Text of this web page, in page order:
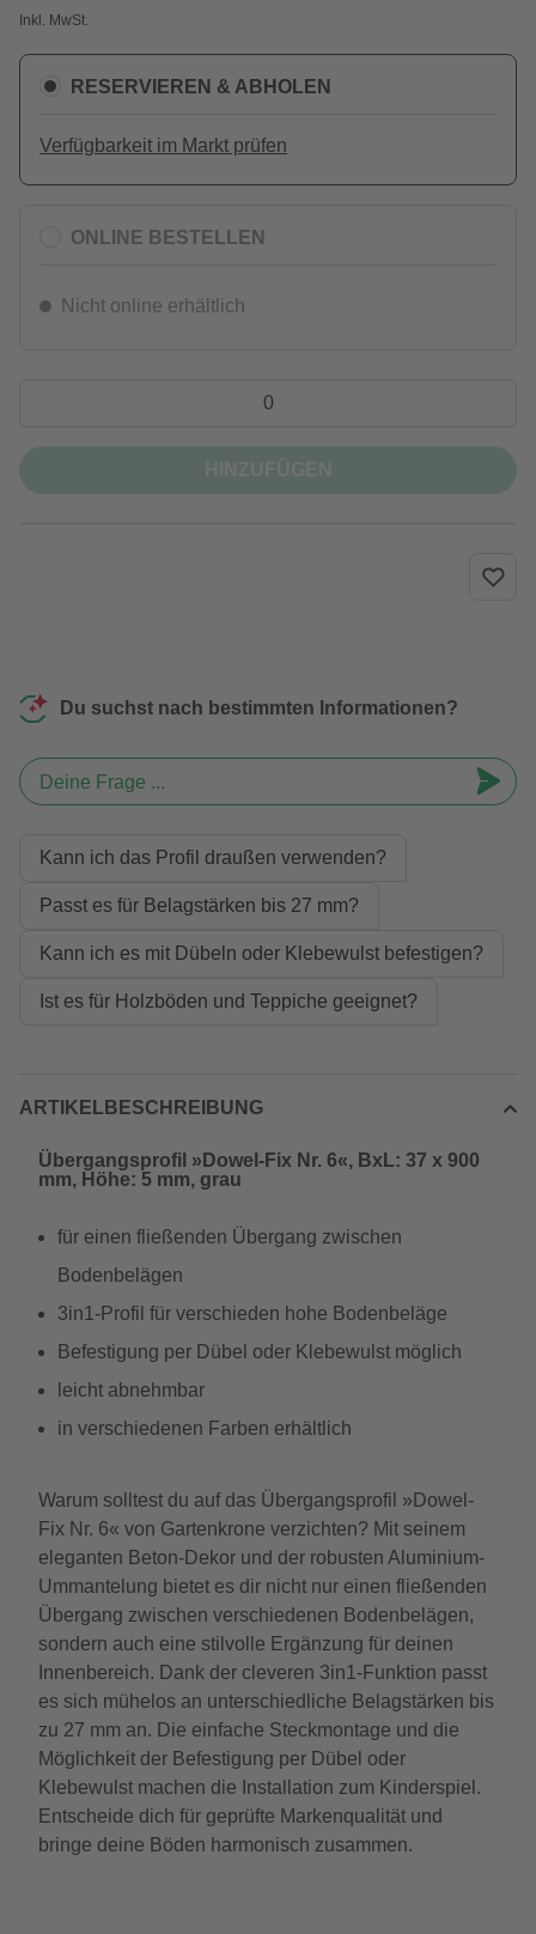
Inkl. MwSt.
RESERVIEREN & ABHOLEN
Verfügbarkeit im Markt prüfen
ONLINE BESTELLEN
Nicht online erhältlich
Du suchst nach bestimmten Informationen?
Deine Frage ...
Kann ich das Profil draußen verwenden?
Passt es für Belagstärken bis 27 mm?
Kann ich es mit Dübeln oder Klebewulst befestigen?
Ist es für Holzböden und Teppiche geeignet?
ARTIKELBESCHREIBUNG
Übergangsprofil »Dowel-Fix Nr. 6«, BxL: 37 x 900
mm, Höhe: 5 mm, grau
für einen fließenden Übergang zwischen
Bodenbelägen
3in1-Profil für verschieden hohe Bodenbeläge
Befestigung per Dübel oder Klebewulst möglich
leicht abnehmbar
in verschiedenen Farben erhältlich
Warum solltest du auf das Übergangsprofil »Dowel-
Fix Nr. 6« von Gartenkrone verzichten? Mit seinem
eleganten Beton-Dekor und der robusten Aluminium-
Ummantelung bietet es dir nicht nur einen fließenden
Übergang zwischen verschiedenen Bodenbelägen,
sondern auch eine stilvolle Ergänzung für deinen
Innenbereich. Dank der cleveren 3in1-Funktion passt
es sich mühelos an unterschiedliche Belagstärken bis
zu 27 mm an. Die einfache Steckmontage und die
Möglichkeit der Befestigung per Dübel oder
Klebewulst machen die Installation zum Kinderspiel.
Entscheide dich für geprüfte Markenqualität und
bringe deine Böden harmonisch zusammen.